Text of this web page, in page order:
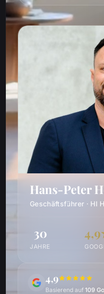
Hans-Peter
Geschäftsführer · HI
30
JAHRE
4,9
Basierend auf 109